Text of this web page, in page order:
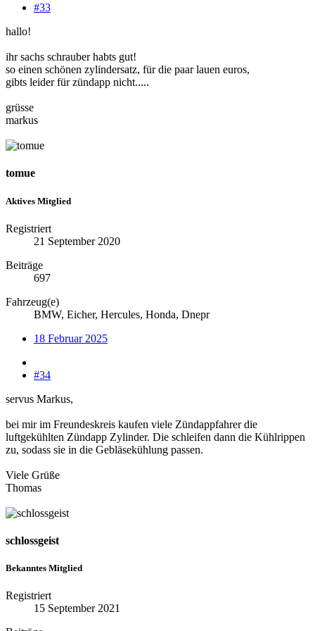
#33
hallo!
ihr sachs schrauber habts gut!
so einen schönen zylindersatz, für die paar lauen euros,
gibts leider für zündapp nicht.....
grüsse
markus
tomue
Aktives Mitglied
Registriert
21 September 2020
Beiträge
697
Fahrzeug(e)
BMW, Eicher, Hercules, Honda, Dnepr
18 Februar 2025
#34
servus Markus,
bei mir im Freundeskreis kaufen viele Zündappfahrer die
luftgekühlten Zündapp Zylinder. Die schleifen dann die Kühlrippen
zu, sodass sie in die Gebläsekühlung passen.
Viele Grüße
Thomas
schlossgeist
Bekanntes Mitglied
Registriert
15 September 2021